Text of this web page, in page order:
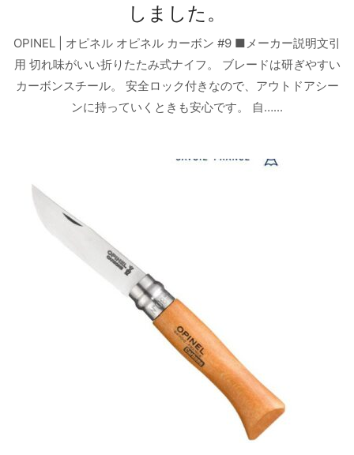
しました。
OPINEL | オピネル オピネル カーボン #9 ■メーカー説明文引
用 切れ味がいい折りたたみ式ナイフ。 ブレードは研ぎやすい
カーボンスチール。 安全ロック付きなので、アウトドアシー
ンに持っていくときも安心です。 自…...